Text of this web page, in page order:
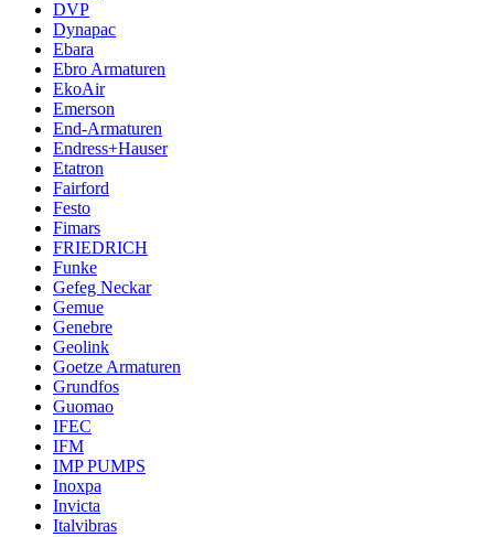
DVP
Dynapac
Ebara
Ebro Armaturen
EkoAir
Emerson
End-Armaturen
Endress+Hauser
Etatron
Fairford
Festo
Fimars
FRIEDRICH
Funke
Gefeg Neckar
Gemue
Genebre
Geolink
Goetze Armaturen
Grundfos
Guomao
IFEC
IFM
IMP PUMPS
Inoxpa
Invicta
Italvibras